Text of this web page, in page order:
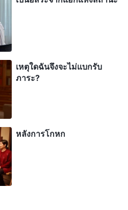
ชักช้า แต่แล้วฉันก็คิดว่า “ถ้า
วสุดท้ายเขาไม่ถูกเปลี่ยนตัว
ฉันหรือถึงขั้นปลดฉันจาก
ดี่ยวและทบทวนตัวเองมา
ที่นี้มาไม่นาน ถ้าฉันถูกปลด
อื่นอีกไหม คำโบราณกล่าว
กที่สุดย่อมถูกค้อนตอกลงไป’
อจนคนอื่นรายงานเรื่องเขา
นจะไม่หาเหาใส่หัว”
ห้มันผ่านๆ ไป แต่พระเจ้า
เหตุใดฉันจึงจะไม่แบกรับ
ภาระ?
หลังการโกหก